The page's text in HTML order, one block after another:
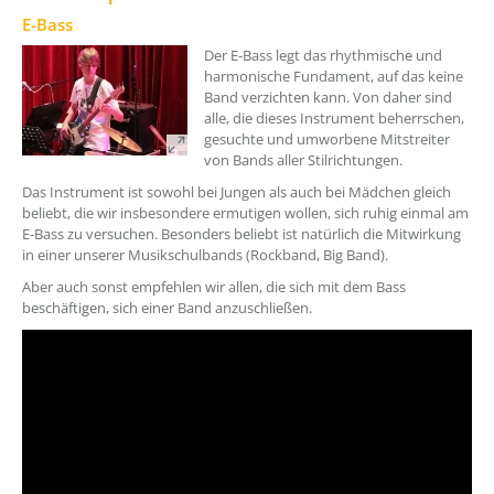
??? absaetzeOben[1]/titel ???
E-Bass
Der E-Bass legt das rhythmische und
harmonische Fundament, auf das keine
Band verzichten kann. Von daher sind
alle, die dieses Instrument beherrschen,
gesuchte und umworbene Mitstreiter
von Bands aller Stilrichtungen.
Das Instrument ist sowohl bei Jungen als auch bei Mädchen gleich
beliebt, die wir insbesondere ermutigen wollen, sich ruhig einmal am
E-Bass zu versuchen. Besonders beliebt ist natürlich die Mitwirkung
in einer unserer Musikschulbands (Rockband, Big Band).
Aber auch sonst empfehlen wir allen, die sich mit dem Bass
beschäftigen, sich einer Band anzuschließen.